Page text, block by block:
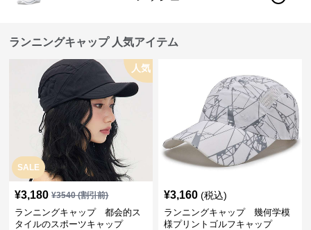
ランニングキャップ 人気アイテム
SALE
人気
¥3,180 ¥3540(割引前)
ランニングキャップ 都会的ス
タイルのスポーツキャップ
¥3,160 (税込)
ランニングキャップ 幾何学模
様プリントゴルフキャップ